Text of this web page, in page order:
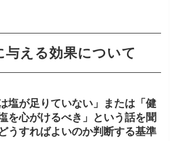
与える効果について
塩が足りていない」または「健
を心がけるべき」という話を聞
うすればよいのか判断する基準